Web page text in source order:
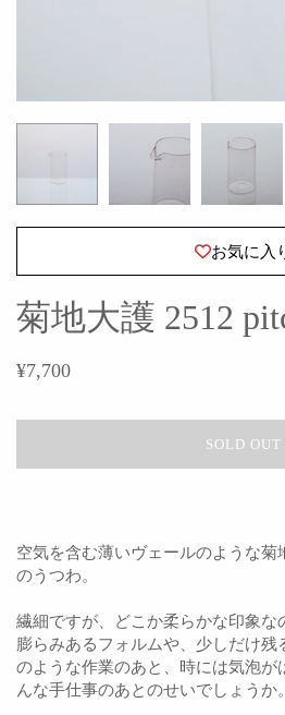
お気に入
菊地大護 2512
¥7,700
SOLD OUT
空気を含む薄いヴェールのような菊
のうつわ。
繊細ですが、どこか柔らかな印象な
膨らみあるフォルムや、少しだけ残
のような作業のあと、時には気泡が
んな手仕事のあとのせいでしょうか。